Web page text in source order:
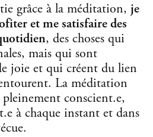
grâce à la méditation, je
et me satisfaire des
, des choses qui
mais qui sont
joie et qui créent du lien
. La méditation
conscient.e,
à chaque instant et dans